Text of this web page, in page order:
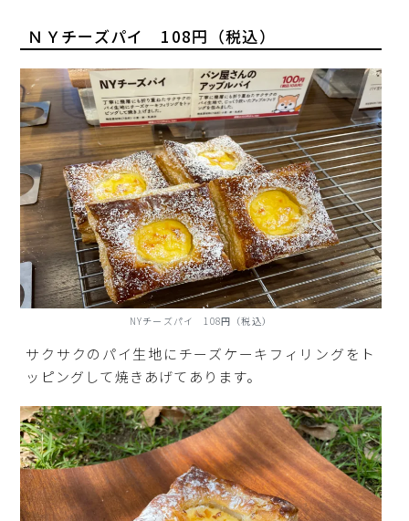
ＮＹチーズパイ 108円（税込）
NYチーズパイ 108円（税込）
サクサクのパイ生地にチーズケーキフィリングをト
ッピングして焼きあげてあります。